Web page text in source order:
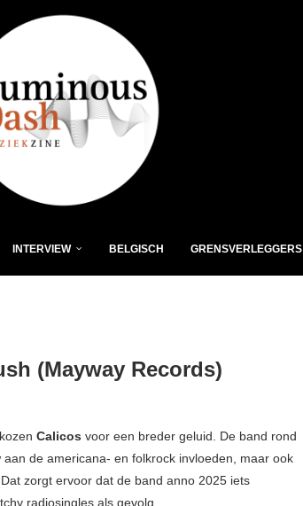
INTERVIEW BELGISCH GRENSVERLEGGERS
(Mayway Records)
kozen Calicos voor een breder geluid. De band rond
aan de americana- en folkrock invloeden, maar ook
zorgt ervoor dat de band anno 2025 iets
radiosingles als gevolg.